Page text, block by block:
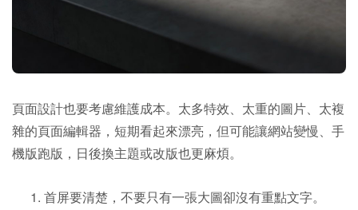
頁面設計也要考慮維護成本。太多特效、太重的圖片、太複
雜的頁面編輯器，短期看起來漂亮，但可能讓網站變慢、手
機版跑版，日後換主題或改版也更麻煩。
首屏要清楚，不要只有一張大圖卻沒有重點文字。